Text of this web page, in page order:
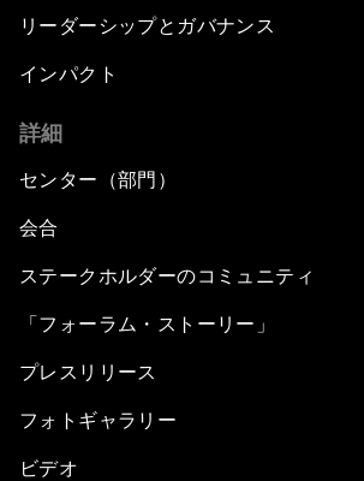
リーダーシップとガバナンス
インパクト
詳細
センター（部門）
会合
ステークホルダーのコミュニティ
「フォーラム・ストーリー」
プレスリリース
フォトギャラリー
ビデオ